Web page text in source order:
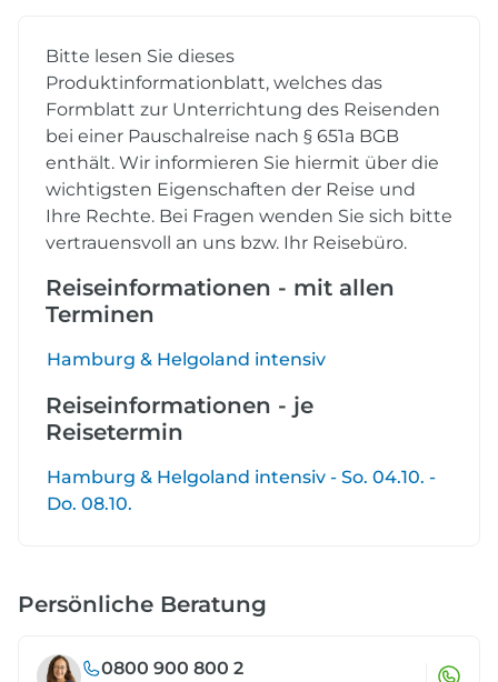
Bitte lesen Sie dieses
Produktinformationblatt, welches das
Formblatt zur Unterrichtung des Reisenden
bei einer Pauschalreise nach § 651a BGB
enthält. Wir informieren Sie hiermit über die
wichtigsten Eigenschaften der Reise und
Ihre Rechte. Bei Fragen wenden Sie sich bitte
vertrauensvoll an uns bzw. Ihr Reisebüro.
Reiseinformationen - mit allen
Terminen
Hamburg & Helgoland intensiv
Reiseinformationen - je
Reisetermin
Hamburg & Helgoland intensiv - So. 04.10. -
Do. 08.10.
Persönliche Beratung
0800 900 800 2